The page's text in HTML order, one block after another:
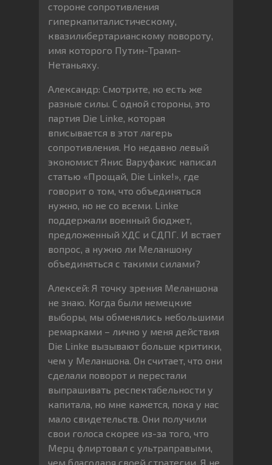
стороне сопротивления
гиперкапиталистическому,
квазилибертарианскому повороту,
имя которого Путин-Трамп-
Нетаньяху.
Александр: Смотрите, но есть же
разные силы. С одной стороны, это
партия Die Linke, которая
вписывается в этот лагерь
сопротивления. Но недавно левый
экономист Янис Варуфакис написал
статью «Прощай, Die Linke!», где
говорит о том, что объединяться
нужно, но не со всеми. Linke
поддержали военный бюджет,
предложенный ХДС и СДПГ. И встает
вопрос, а нужно ли Меланшону
объединяться с такими силами?
Алексей: Я точку зрения Меланшона
не знаю. Когда были немецкие
выборы, мы обменялись небольшими
ремарками – лично у меня действия
Die Linke вызывают больше критики,
чем у Меланшона. Он считает, что они
сделали поворот и перестали
выпрашивать респектабельности у
капитала, но мне кажется, пока у нас
мало свидетельств. Они получили
свои голоса скорее из-за того, что
Мерц флиртовал с ультраправыми,
чем благодаря своей стратегии. Я не